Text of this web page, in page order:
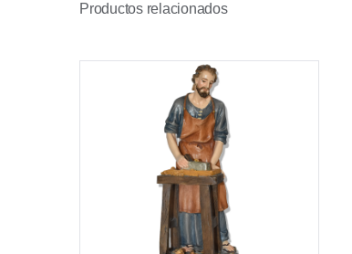
Productos relacionados